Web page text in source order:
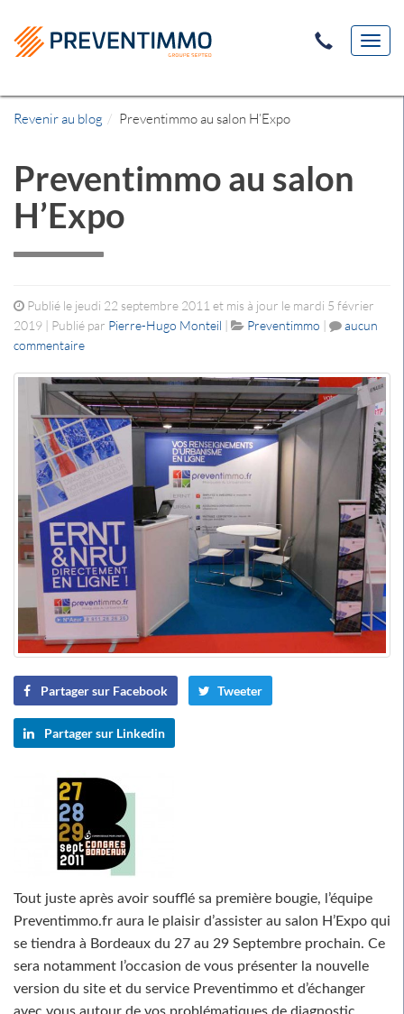
Revenir au blog Preventimmo au salon H’Expo
Preventimmo au salon
H’Expo
Publié le jeudi 22 septembre 2011 et mis à jour le mardi 5 février
2019 | Publié par Pierre-Hugo Monteil | Preventimmo |
aucun
commentaire
Partager sur Facebook Tweeter
Partager sur Linkedin
Tout juste après avoir soufflé sa première bougie, l’équipe
Preventimmo.fr aura le plaisir d’assister au salon H’Expo qui
se tiendra à Bordeaux du 27 au 29 Septembre prochain. Ce
sera notamment l’occasion de vous présenter la nouvelle
version du site et du service Preventimmo et d’échanger